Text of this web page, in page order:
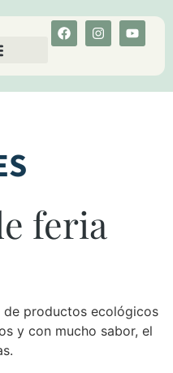
feria
de productos ecológicos
y con mucho sabor, el